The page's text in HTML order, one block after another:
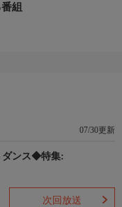
組
07/30更新
ダンス◆特集:
次回放送